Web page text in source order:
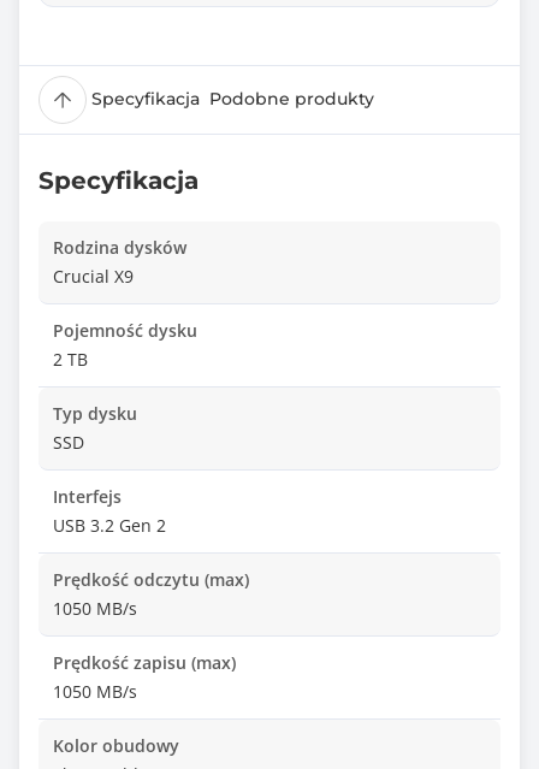
Specyfikacja Podobne produkty
Specyfikacja
Rodzina dysków
Crucial X9
Pojemność dysku
2 TB
Typ dysku
SSD
Interfejs
USB 3.2 Gen 2
Prędkość odczytu (max)
1050 MB/s
Prędkość zapisu (max)
1050 MB/s
Kolor obudowy